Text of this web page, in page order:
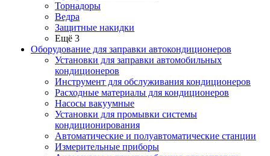
Торнадоры
Ведра
Защитные накидки
Ещё 3
Оборудование для заправки автокондиционеров
Установки для заправки автомобильных
кондиционеров
Инструмент для обслуживания кондиционеров
Расходные материалы для кондиционеров
Насосы вакуумные
Установки для промывки системы
кондиционирования
Автоматические и полуавтоматические станции
Измерительные приборы